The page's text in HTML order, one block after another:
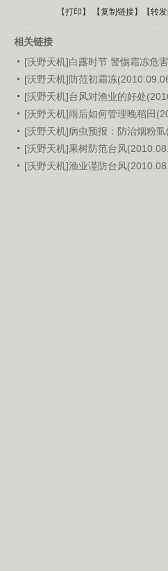
【打印 】 【复制链接】【转
相关链接
[沃野天机]白露时节 警惕霜冻危
[沃野天机]防范初霜冻
[沃野天机]台风对渔业的好处
[沃野天机]雨后如何管理晚稻田
[沃野天机]病虫预报：防治烟粉
[沃野天机]果树防范台风
[沃野天机]渔业谨防台风